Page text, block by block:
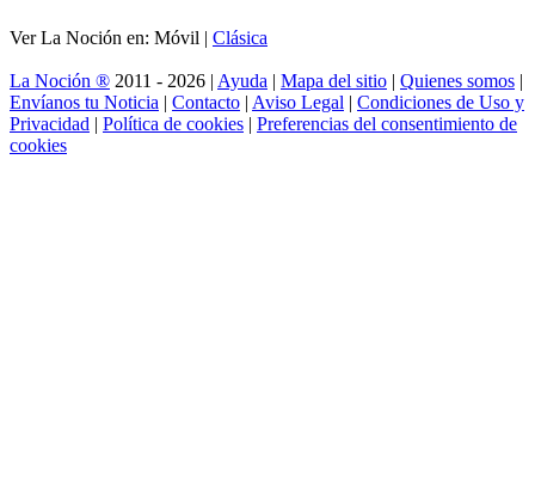
Ver La Noción en: Móvil | Clásica
La Noción ® 2011 - 2026 | Ayuda | Mapa del sitio | Quienes somos |
Envíanos tu Noticia | Contacto | Aviso Legal | Condiciones de Uso y
Privacidad | Política de cookies | Preferencias del consentimiento de
cookies